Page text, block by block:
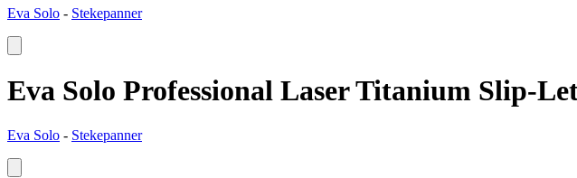
Eva Solo - Stekepanner
Eva Solo Professional Laser Titanium Slip-
Eva Solo - Stekepanner